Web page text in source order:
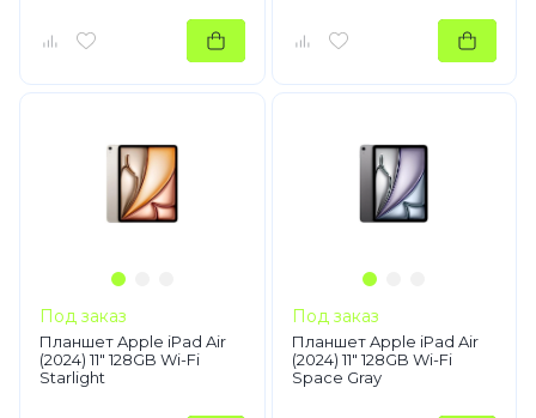
Под заказ
Планшет Apple iPad Air
(2024) 11" 128GB Wi-Fi
Starlight
Под заказ
Планшет Apple iPad Air
(2024) 11" 128GB Wi-Fi
Space Gray